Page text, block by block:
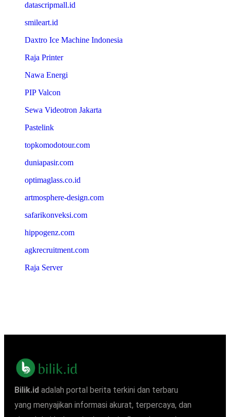
datascripmall.id
smileart.id
Daxtro Ice Machine Indonesia
Raja Printer
Nawa Energi
PIP Valcon
Sewa Videotron Jakarta
Pastelink
topkomodotour.com
duniapasir.com
optimaglass.co.id
artmosphere-design.com
safarikonveksi.com
hippogenz.com
agkrecruitment.com
Raja Server
Bilik.id adalah portal berita terkini dan terbaru
yang menyajikan informasi akurat, terpercaya, dan